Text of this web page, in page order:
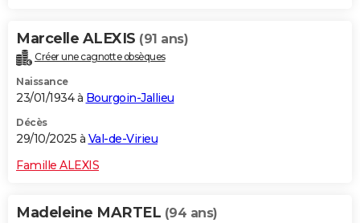
Marcelle ALEXIS (91 ans)
Créer une cagnotte obsèques
Naissance
23/01/1934 à Bourgoin-Jallieu
Décès
29/10/2025 à Val-de-Virieu
Famille ALEXIS
Madeleine MARTEL (94 ans)